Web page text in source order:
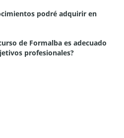
podré adquirir en
de Formalba es adecuado
profesionales?